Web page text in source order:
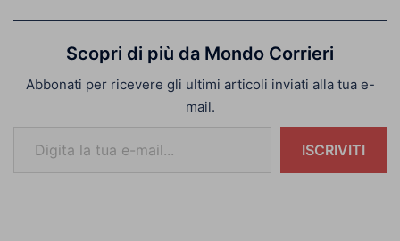
Scopri di più da Mondo Corrieri
Abbonati per ricevere gli ultimi articoli inviati alla tua e-
mail.
Digita la tua e-mail...
ISCRIVITI